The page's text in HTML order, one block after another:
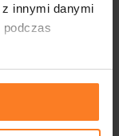
innymi danymi